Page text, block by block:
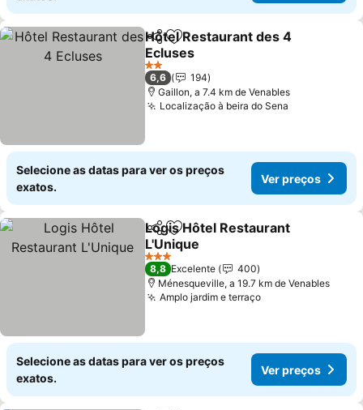
PartilharAdicionar aos favoritos
Hôtel Restaurant des 4
Ecluses
2 Estrelas
6,6
194
Gaillon, a 7.4 km de Venables
Localização à beira do Sena
Selecione as datas para ver os preços
exatos.
Ver preços
PartilharAdicionar aos favoritos
Logis Hôtel Restaurant
L'Unique
3 Estrelas
8,8 Excelente
400
Ménesqueville, a 19.7 km de Venables
Amplo jardim e terraço
Selecione as datas para ver os preços
exatos.
Ver preços